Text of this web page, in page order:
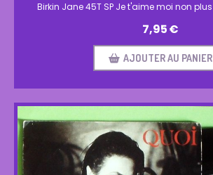
Birkin Jane 45T SP Je t'aime moi non
7,95€
AJOUTER AU PANIER